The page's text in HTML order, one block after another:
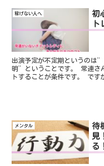
稼げない人へ
初
出演予定が不定期というのは
明”ということです。 常連さ
トすることが条件です。 です
ットレディよりもキチンと出
メンタル
待
見
る